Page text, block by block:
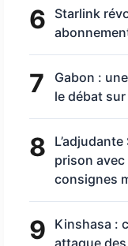
6
Starlink
7
Gabon :
le débat
8
prison
consignes
9
Kinshasa :